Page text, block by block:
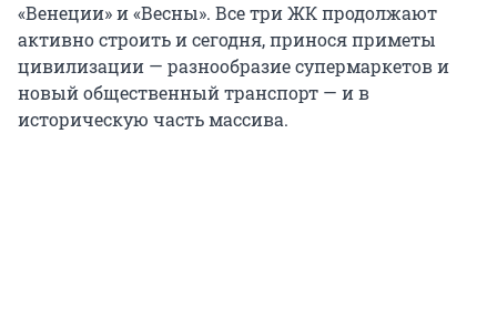
«Венеции» и «Весны». Все три ЖК продолжают
активно строить и сегодня, принося приметы
цивилизации — разнообразие супермаркетов и
новый общественный транспорт — и в
историческую часть массива.